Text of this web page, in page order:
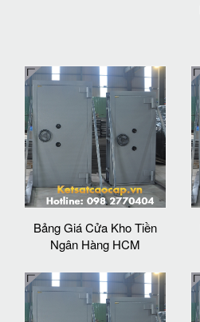
Bảng Giá Cửa Kho Tiền
Ngân Hàng HCM